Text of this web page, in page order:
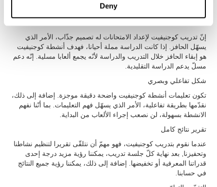
Deny
وحتى إن لم نعرف التكنولوجيا أو علم الأعصاب.
إنّ تدريب كوجنيفيت لإعداد الامتحانات له تصميم جذّاب، الأمر الذي
يسهّل الحافز. إذا كانت الدراسة مملة أحيانا، فهدف أنشطة كوجنيفيت
هو إبقاء الحافز خلال التدريب والدراسة لأنّه يجمع ألعابا مسلية. إنّه دعم
مسلّ يدعم الدراسة التقليدية.
شكل تفاعلي وبصري
تكون تعليمات أنشطة كوجنيفيت واضحة دقيقة موجزة. إضافة إلى ذلك،
نقدّمها بطريقة تفاعلية، الأمر الذي يسهّل فهم التعليمات. بما أنّنا نفهم
الانشطة بسهولة، لن نصعب إجراء الألعاب من البداية.
تقرير نتائج كامل
عندما نقوم بتدريب كوجنيفيت، فهو مهمّ أن نتلقّى تقريرا لتنظيم نشاطنا
وتحفيزنا, بعد نهاية كلّ جلسة تدريب، يمكننا رؤية مزيد درجة إحدى
قدراتنا المعرفية أو تخفيضها. إضافة إلى ذلك، يمكننا رؤية جميع النتائج
في حسابنا.